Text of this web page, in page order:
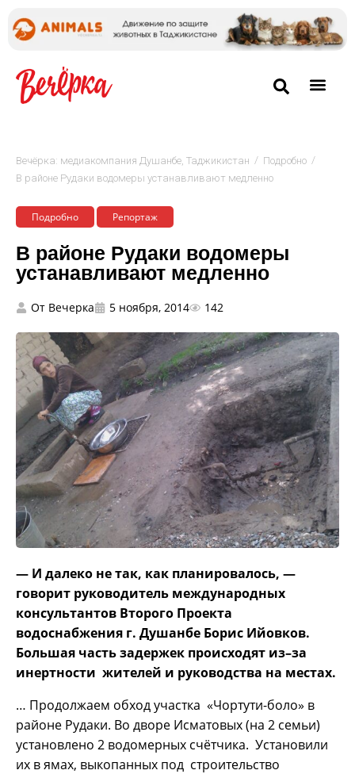
Вечёрка: медиакомпания Душанбе, Таджикистан / Подробно /
В районе Рудаки водомеры устанавливают медленно
Подробно Репортаж
В районе Рудаки водомеры
устанавливают медленно
От Вечерка 5 ноября, 2014 142
— И далеко не так, как планировалось, —
говорит руководитель международных
консультантов Второго Проекта
водоснабжения г. Душанбе Борис Ийовков.
Большая часть задержек происходят из–за
инертности жителей и руководства на местах.
… Продолжаем обход участка «Чортути-боло» в
районе Рудаки. Во дворе Исматовых (на 2 семьи)
установлено 2 водомерных счётчика. Установили
их в ямах, выкопанных под строительство